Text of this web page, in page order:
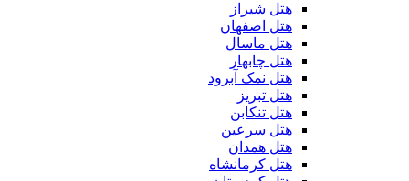
هتل شیراز
هتل اصفهان
هتل ماسال
هتل چابهار
هتل نمک آبرود
هتل تبریز
هتل تنکابن
هتل سرعین
هتل همدان
هتل کرمانشاه